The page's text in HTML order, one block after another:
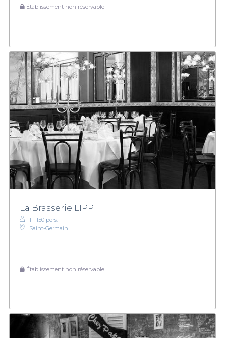
Établissement non réservable
La Brasserie LIPP
1 - 150 pers.
Saint-Germain
Établissement non réservable